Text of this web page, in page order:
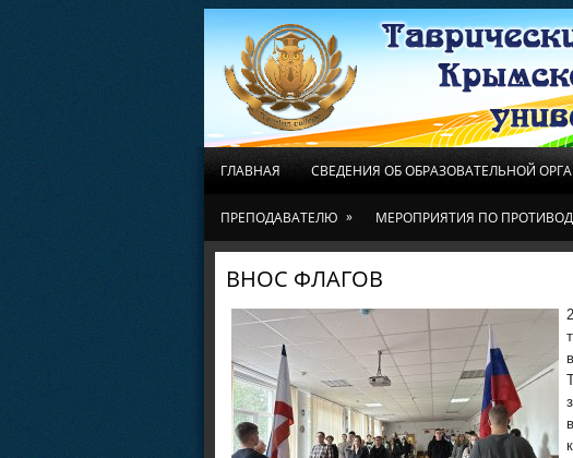
ГЛАВНАЯ СВЕДЕНИЯ ОБ ОБРАЗОВАТЕЛЬНОЙ
ПРЕПОДАВАТЕЛЮ » МЕРОПРИЯТИЯ ПО
ВНОС ФЛАГОВ